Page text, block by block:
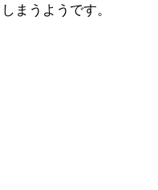
まうようです。